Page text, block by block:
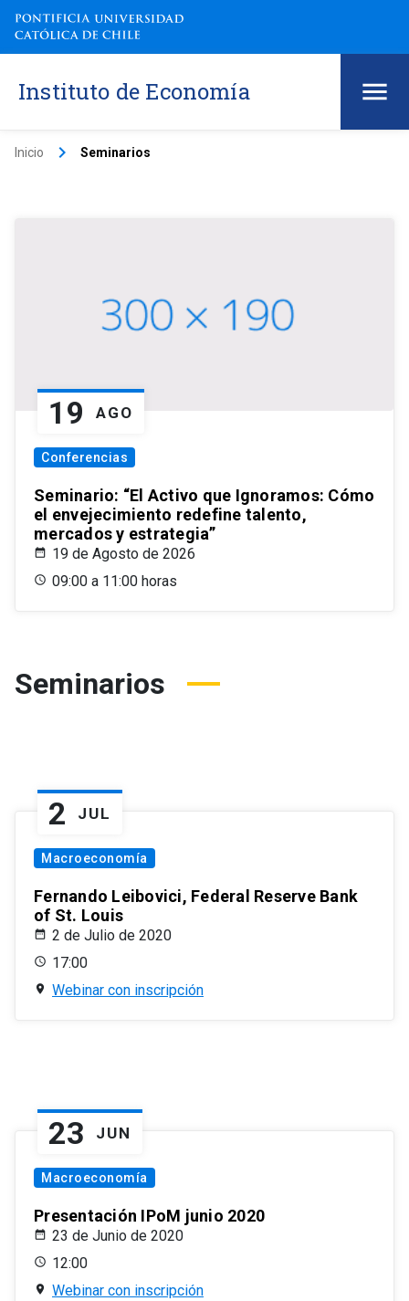
Instituto de Economía
Inicio keyboard_arrow_right Seminarios
19 AGO
Conferencias
Seminario: “El Activo que Ignoramos: Cómo
el envejecimiento redefine talento,
mercados y estrategia”
19 de Agosto de 2026
09:00 a 11:00 horas
Seminarios
2 JUL
Macroeconomía
Fernando Leibovici, Federal Reserve Bank
of St. Louis
2 de Julio de 2020
17:00
Webinar con inscripción
23 JUN
Macroeconomía
Presentación IPoM junio 2020
23 de Junio de 2020
12:00
Webinar con inscripción